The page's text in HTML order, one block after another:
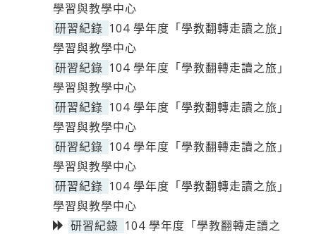
學習與教學中心
研習紀錄 104 學年度「學教翻轉走讀之旅」
學習與教學中心
研習紀錄 104 學年度「學教翻轉走讀之旅」
學習與教學中心
研習紀錄 104 學年度「學教翻轉走讀之旅」
學習與教學中心
研習紀錄 104 學年度「學教翻轉走讀之旅」
學習與教學中心
研習紀錄 104 學年度「學教翻轉走讀之旅」
學習與教學中心
研習紀錄 104 學年度「學教翻轉走讀之